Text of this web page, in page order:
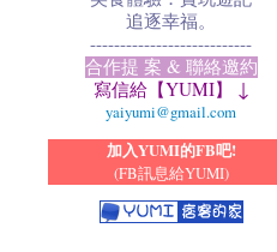
追逐幸福。
---------------------------
合作提 案 & 聯絡邀約
寫信給【YUMI】 ↓
yaiyumi@gmail.com
加入YUMI的FB吧!
(FB訊息給YUMI)